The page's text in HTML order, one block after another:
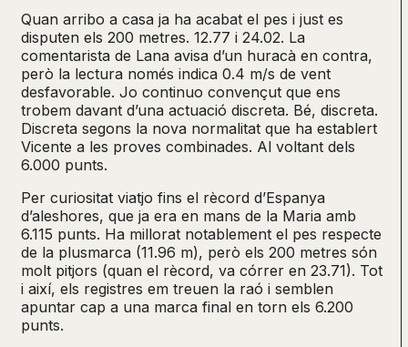
Quan arribo a casa ja ha acabat el pes i just es
disputen els 200 metres. 12.77 i 24.02. La
comentarista de Lana avisa d’un huracà en contra,
però la lectura només indica 0.4 m/s de vent
desfavorable. Jo continuo convençut que ens
trobem davant d’una actuació discreta. Bé, discreta.
Discreta segons la nova normalitat que ha establert
Vicente a les proves combinades. Al voltant dels
6.000 punts.
Per curiositat viatjo fins el rècord d’Espanya
d’aleshores, que ja era en mans de la Maria amb
6.115 punts. Ha millorat notablement el pes respecte
de la plusmarca (11.96 m), però els 200 metres són
molt pitjors (quan el rècord, va córrer en 23.71). Tot
i així, els registres em treuen la raó i semblen
apuntar cap a una marca final en torn els 6.200
punts.